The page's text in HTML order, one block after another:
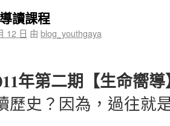
讀課程
12 日 由 blog_youthgaya
年第二期【生命嚮
歷史？因為，過往就